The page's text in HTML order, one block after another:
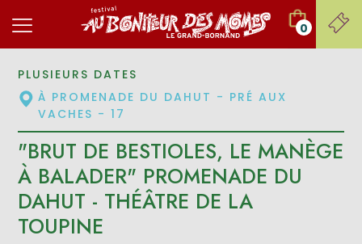
0
PLUSIEURS DATES
À PROMENADE DU DAHUT - PRÉ AUX
VACHES - 17
"BRUT DE BESTIOLES, LE MANÈGE
À BALADER" PROMENADE DU
DAHUT - THÉÂTRE DE LA
TOUPINE